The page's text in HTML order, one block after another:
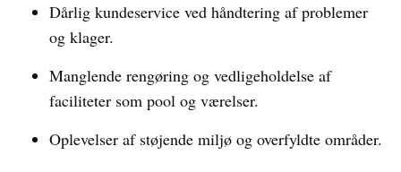
Dårlig kundeservice ved håndtering af problemer
og klager.
Manglende rengøring og vedligeholdelse af
faciliteter som pool og værelser.
Oplevelser af støjende miljø og overfyldte områder.